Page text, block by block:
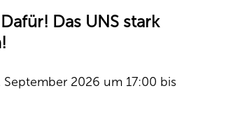
Das UNS stark
September 2026 um 17:00 bis